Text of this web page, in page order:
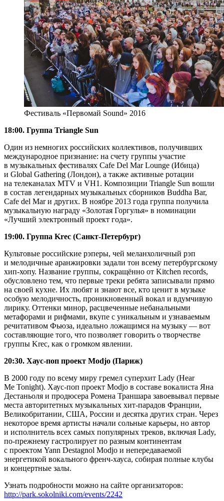
Фестиваль «Первомай Sound» 2016
18:00. Группа Triangle Sun
Один из немногих российских коллективов, получивших
международное признание: на счету группы участие
в музыкальных фестивалях Cafe Del Mar Lounge (Ибица)
и Global Gathering (Лондон), а также активные ротации
на телеканалах MTV и VH1. Композиции Triangle Sun вошли
в состав легендарных музыкальных сборников Buddha Bar,
Cafe del Mar и других. В ноябре 2013 года группа получила
музыкальную награду «Золотая Горгулья» в номинации
«Лучший электронный проект года».
19:00. Группа Krec (Санкт-Петербург)
Культовые российские рэперы, чей меланхоличный рэп
и мелодичные аранжировки задали тон всему петербургскому
хип-хопу. Название группы, сокращённо от Kitchen records,
обусловлено тем, что первые треки ребята записывали прямо
на своей кухне. Их любят и знают все, кто ценит в музыке
особую мелодичность, проникновенный вокал и вдумчивую
лирику. Оттенки минор, расцвеченные небанальными
метафорами и рифмами, вкупе с уникальным и узнаваемым
речитативом Фьюза, идеально ложащимся на музыку — вот
составляющие того, что позволяет говорить о творчестве
группы Krec, как о громком явлении.
20:30. Хаус-поп проект Modjo (Париж)
В 2000 году по всему миру гремел суперхит Lady (Hear
Me Tonight). Хаус-поп проект Modjo в составе вокалиста Яна
Дестаньоля и продюсера Ромена Траншара завоевывал первые
места авторитетных музыкальных хит-парадов Франции,
Великобритании, США, России и десятка других стран. Через
некоторое время артисты начали сольные карьеры, но автор
и исполнитель всех самых популярных треков, включая Lady,
по-прежнему гастролирует по разным континентам
с проектом Yann Destagnol Modjo и непередаваемой
энергетикой вокального френч-хауса, собирая полные клубы
и концертные залы.
Узнать подробности можно на сайте организаторов:
http://park.sokolniki.com/events/2242